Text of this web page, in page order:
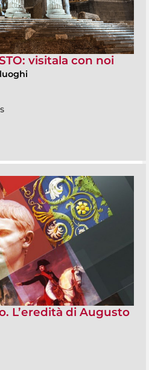
visitala con noi
L’eredità di Augusto